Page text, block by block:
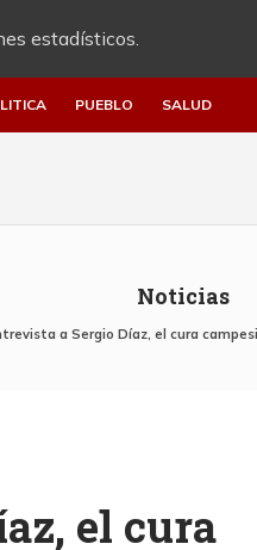
estadísticos.
PUEBLO SALUD
Noticias
a Sergio Díaz, el cura
el cura